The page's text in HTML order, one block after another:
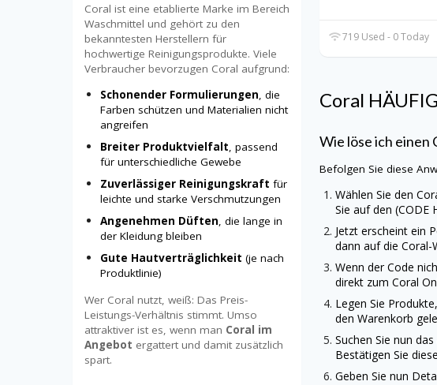
719 Used - 0 Today
Coral
Wie löse ich einen
Befolgen Sie diese
Wählen Sie den
Sie auf den (CODE
Jetzt erscheint ein
dann auf die Coral-
Wenn der Code
direkt zum Coral
Legen Sie
den Warenkorb
Suchen Sie nun
Bestätigen Sie
Geben Sie nun
Coral ist eine etablierte Marke im Bereich
Waschmittel und gehört zu den
bekanntesten Herstellern für
hochwertige Reinigungsprodukte. Viele
Verbraucher bevorzugen Coral aufgrund:
Schonender Formulierungen, die
Farben schützen und Materialien nicht
angreifen
Breiter Produktvielfalt, passend
für unterschiedliche Gewebe
Zuverlässiger Reinigungskraft für
leichte und starke Verschmutzungen
Angenehmen Düften, die lange in
der Kleidung bleiben
Gute Hautverträglichkeit (je nach
Produktlinie)
Wer Coral nutzt, weiß: Das Preis-
Leistungs-Verhältnis stimmt. Umso
attraktiver ist es, wenn man Coral im
Angebot ergattert und damit zusätzlich
spart.